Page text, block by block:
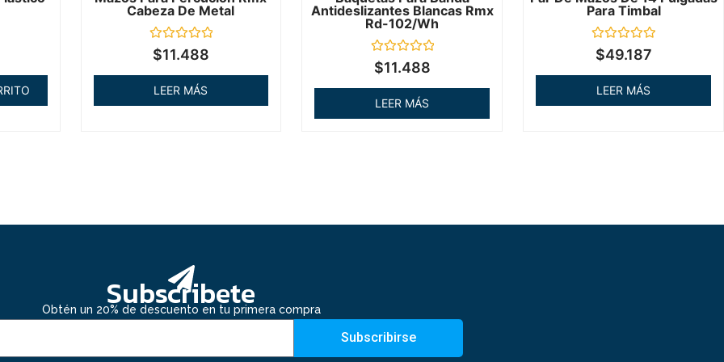
Cabeza De Metal
Valorado
en
de
5
$11.488
LEER MÁS
Antideslizantes Blancas Rmx
Rd-102/wh
Valorado
en
de
5
$11.488
LEER MÁS
Para Timbal
Valorado
en
de
5
$49.187
LEER MÁS
Subscribete
Obtén un 20% de descuento en tu primera compra
Subscribirse